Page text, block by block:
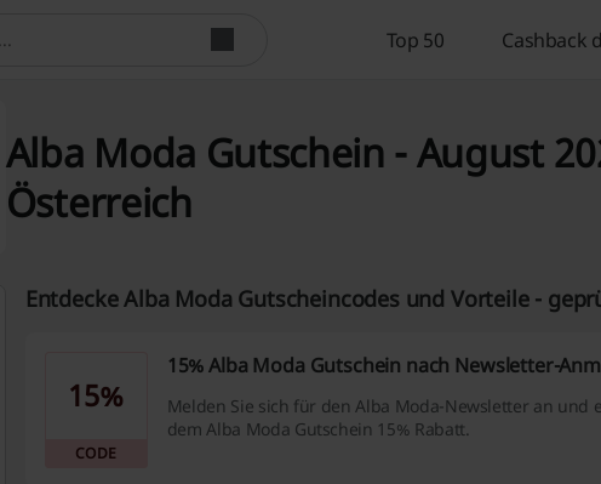
Top 50 Cashback
Alba Moda Gutschein - August
Österreich
Entdecke Alba Moda Gutscheincodes und Vorteile -
15%
CODE
15% Alba Moda Gutschein nach Newsletter-
Melden Sie sich für den Alba Moda-Newsletter an und
dem Alba Moda Gutschein 15% Rabatt.